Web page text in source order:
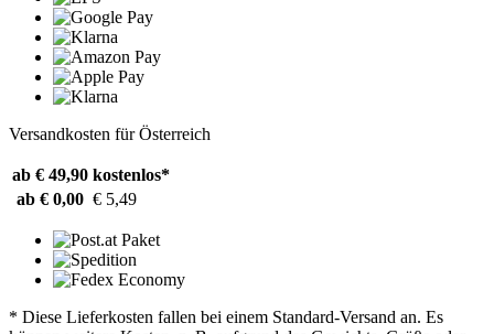
Versandkosten für Österreich
ab € 49,90 kostenlos*
ab € 0,00 € 5,49
* Diese Lieferkosten fallen bei einem Standard-Versand an. Es